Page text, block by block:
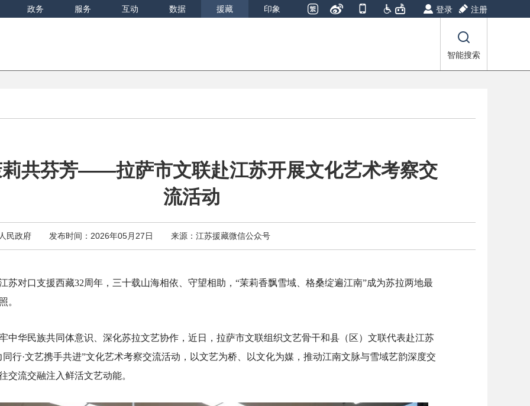
登录 注册
政务 服务 互动 数据 援藏 印象
智能搜索
共芬芳——拉萨市文联赴江苏开展文化艺术考察交
流活动
民政府 发布时间：2026年05月27日 来源：江苏援藏微信公众号
苏对口支援西藏32周年，三十载山海相依、守望相助，“茉莉香飘雪域、格桑绽遍江南”成为苏拉两地最
。
中华民族共同体意识、深化苏拉文艺协作，近日，拉萨市文联组织文艺骨干和县（区）文联代表赴江苏
同行·文艺携手共进”文化艺术考察交流活动，以文艺为桥、以文化为媒，推动江南文脉与雪域艺韵深度交
交流交融注入鲜活文艺动能。